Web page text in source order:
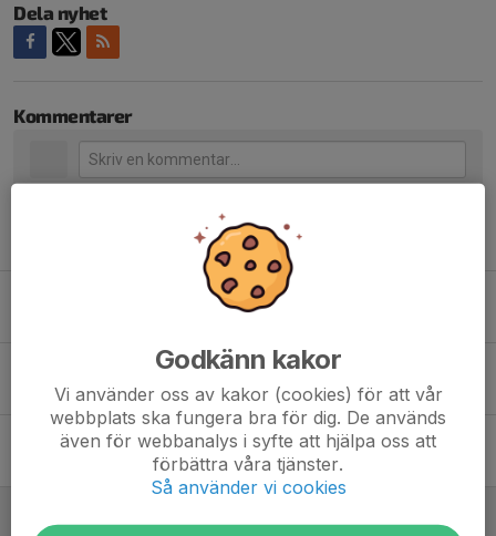
Dela nyhet
Kommentarer
Derby mot Hedens IF
Tre poäng mot Notvikens IK
10 maj, 20:20 0
Hemmapremiär slutar 2-2 mot Luleå SK
4 maj, 14:21 0
Godkänn kakor
Vi använder oss av kakor (cookies) för att vår
webbplats ska fungera bra för dig. De används
även för webbanalys i syfte att hjälpa oss att
förbättra våra tjänster.
Så använder vi cookies